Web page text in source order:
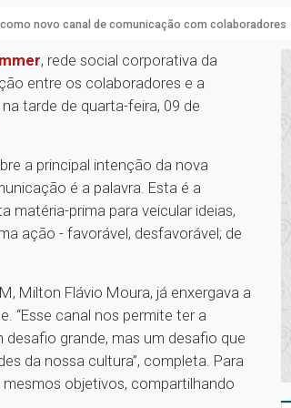
novo canal de comunicação com colaboradores
, rede social corporativa da
entre os colaboradores e a
tarde de quarta-feira, 09 de
a principal intenção da nova
é a palavra. Esta é a
matéria-prima para veicular ideias,
ação - favorável, desfavorável; de
Milton Flávio Moura, já enxergava a
“Esse canal nos permite ter a
grande, mas um desafio que
da nossa cultura”, completa. Para
objetivos, compartilhando